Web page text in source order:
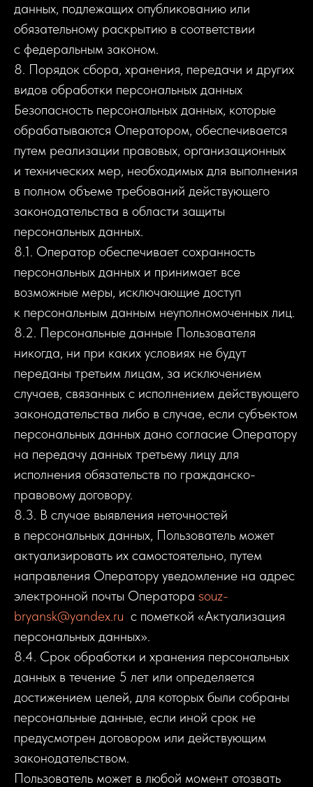
данных, подлежащих опубликованию или
обязательному раскрытию в соответствии
с федеральным законом.
8. Порядок сбора, хранения, передачи и других
видов обработки персональных данных
Безопасность персональных данных, которые
обрабатываются Оператором, обеспечивается
путем реализации правовых, организационных
и технических мер, необходимых для выполнения
в полном объеме требований действующего
законодательства в области защиты
персональных данных.
8.1. Оператор обеспечивает сохранность
персональных данных и принимает все
возможные меры, исключающие доступ
к персональным данным неуполномоченных лиц.
8.2. Персональные данные Пользователя
никогда, ни при каких условиях не будут
переданы третьим лицам, за исключением
случаев, связанных с исполнением действующего
законодательства либо в случае, если субъектом
персональных данных дано согласие Оператору
на передачу данных третьему лицу для
исполнения обязательств по гражданско-
правовому договору.
8.3. В случае выявления неточностей
в персональных данных, Пользователь может
актуализировать их самостоятельно, путем
направления Оператору уведомление на адрес
электронной почты Оператора souz-
bryansk@yandex.ru с пометкой «Актуализация
персональных данных».
8.4. Срок обработки и хранения персональных
данных в течение 5 лет или определяется
достижением целей, для которых были собраны
персональные данные, если иной срок не
предусмотрен договором или действующим
законодательством.
Пользователь может в любой момент отозвать